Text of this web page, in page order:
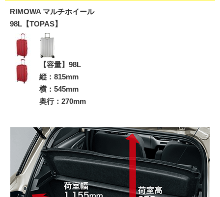
RIMOWA マルチホイール
98L【TOPAS】
【容量】98L
縦：815mm
横：545mm
奥行：270mm